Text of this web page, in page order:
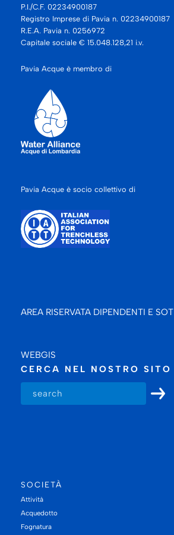
P.I./C.F. 02234900187
Registro Imprese di Pavia n. 02234900187
R.E.A. Pavia n. 0256972
Capitale sociale € 15.048.128,21 i.v.
Pavia Acque è membro di
Pavia Acque è socio collettivo di
AREA RISERVATA DIPENDENTI E SOT
WEBGIS
CERCA NEL NOSTRO SITO
SOCIETÀ
Attività
Acquedotto
Fognatura